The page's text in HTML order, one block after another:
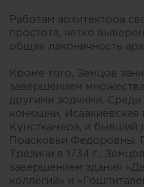
Работам архитектора
простота, четко
общая лаконичность
Кроме того, Земцов
завершением
другими зодчими.
конюшни, Исаакиевская
Кунсткамера, и бывший
Прасковьи Федоровны.
Трезини в 1734 г.,
завершением здания
коллегий» и